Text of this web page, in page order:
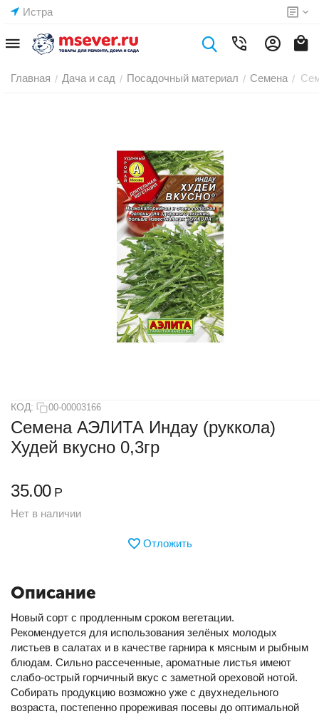
Истра
Главная / Дача и сад / Посадочный материал / Семена /
КОД: 00-00003166
Семена АЭЛИТА Индау (руккола)
Худей вкусно 0,3гр
35.00 Р
Нет в наличии
Отложить
Описание
Новый сорт с продленным сроком вегетации.
Рекомендуется для использования зелёных молодых
листьев в салатах и в качестве гарнира к мясным и рыбным
блюдам. Сильно рассеченные, ароматные листья имеют
слабо-острый горчичный вкус с заметной ореховой нотой.
Собирать продукцию возможно уже с двухнедельного
возраста, постепенно прореживая посевы до оптимальной